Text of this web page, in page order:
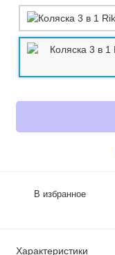
В избранное
Характеристики